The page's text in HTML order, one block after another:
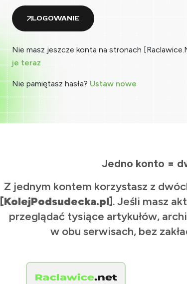
LOGOWANIE
Nie masz jeszcze konta na stronach
je teraz
Nie pamiętasz hasła? Ustaw nowe
Jedno konto =
Z jednym kontem korzystasz z
[KolejPodsudecka.pl]. Jeśli masz
przeglądać tysiące artykułów,
w obu serwisach, bez